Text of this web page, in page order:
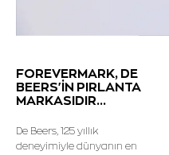
FOREVERMARK, DE
BEERS'İN PIRLANTA
MARKASIDIR...
De Beers, 125 yıllık
deneyimiyle dünyanın en